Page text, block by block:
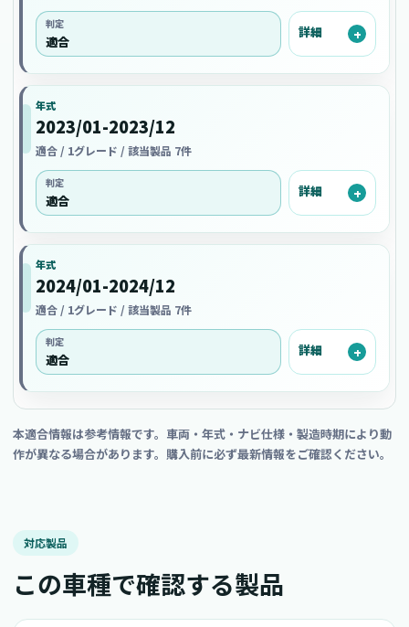
判定
適合
詳細
年式
2023/01-2023/12
適合 / 1グレード / 該当製品 7件
判定
適合
詳細
年式
2024/01-2024/12
適合 / 1グレード / 該当製品 7件
判定
適合
詳細
本適合情報は参考情報です。車両・年式・ナビ仕様・製造時期により動
作が異なる場合があります。購入前に必ず最新情報をご確認ください。
対応製品
この車種で確認する製品